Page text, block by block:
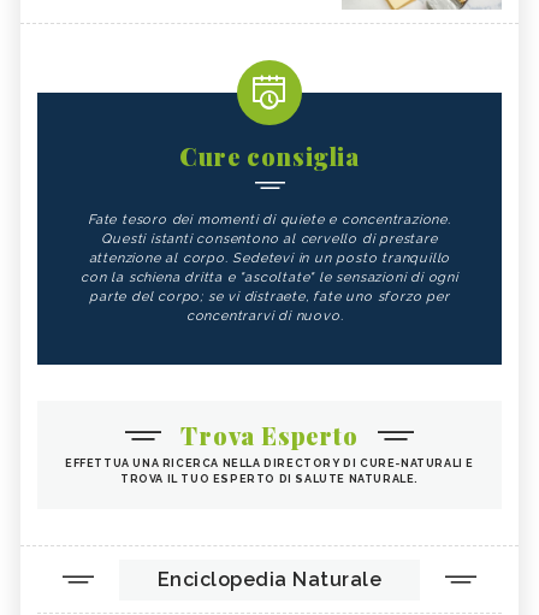
Cure consiglia
Fate tesoro dei momenti di quiete e concentrazione.
Questi istanti consentono al cervello di prestare
attenzione al corpo. Sedetevi in un posto tranquillo
con la schiena dritta e "ascoltate" le sensazioni di ogni
parte del corpo; se vi distraete, fate uno sforzo per
concentrarvi di nuovo.
Trova Esperto
EFFETTUA UNA RICERCA NELLA DIRECTORY DI CURE-NATURALI E
TROVA IL TUO ESPERTO DI SALUTE NATURALE.
Enciclopedia Naturale